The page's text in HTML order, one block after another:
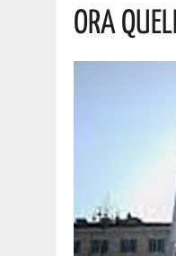
9 AGOSTO 2026
Ora